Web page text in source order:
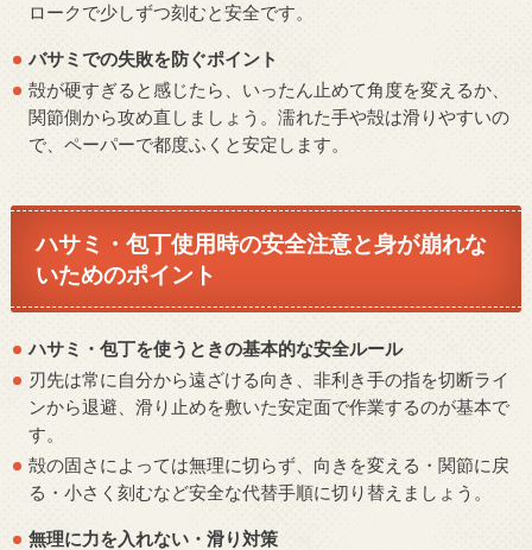
ロークで少しずつ刻むと安全です。
バサミでの失敗を防ぐポイント
殻が硬すぎると感じたら、いったん止めて角度を変えるか、
関節側から攻め直しましょう。濡れた手や殻は滑りやすいの
で、ペーパーで都度ふくと安定します。
ハサミ・包丁使用時の安全注意と身が崩れな
いためのポイント
ハサミ・包丁を使うときの基本的な安全ルール
刃先は常に自分から遠ざける向き、非利き手の指を切断ライ
ンから退避、滑り止めを敷いた安定面で作業するのが基本で
す。
殻の固さによっては無理に切らず、向きを変える・関節に戻
る・小さく刻むなど安全な代替手順に切り替えましょう。
無理に力を入れない・滑り対策